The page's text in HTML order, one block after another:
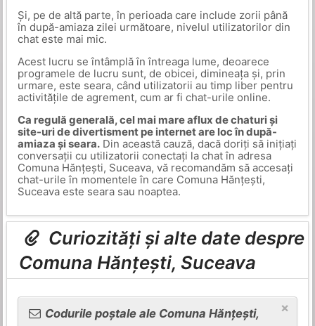
Și, pe de altă parte, în perioada care include zorii până
în după-amiaza zilei următoare, nivelul utilizatorilor din
chat este mai mic.
Acest lucru se întâmplă în întreaga lume, deoarece
programele de lucru sunt, de obicei, dimineața și, prin
urmare, este seara, când utilizatorii au timp liber pentru
activitățile de agrement, cum ar fi chat-urile online.
Ca regulă generală, cel mai mare aflux de chaturi și
site-uri de divertisment pe internet are loc în după-
amiaza și seara.Din această cauză, dacă doriți să inițiați
conversații cu utilizatorii conectați la chat în adresa
Comuna Hănțești, Suceava, vă recomandăm să accesați
chat-urile în momentele în care Comuna Hănțești,
Suceava este seara sau noaptea.
Curiozități și alte date despre
Comuna Hănțești, Suceava
×
Codurile poștale ale Comuna Hănțești,